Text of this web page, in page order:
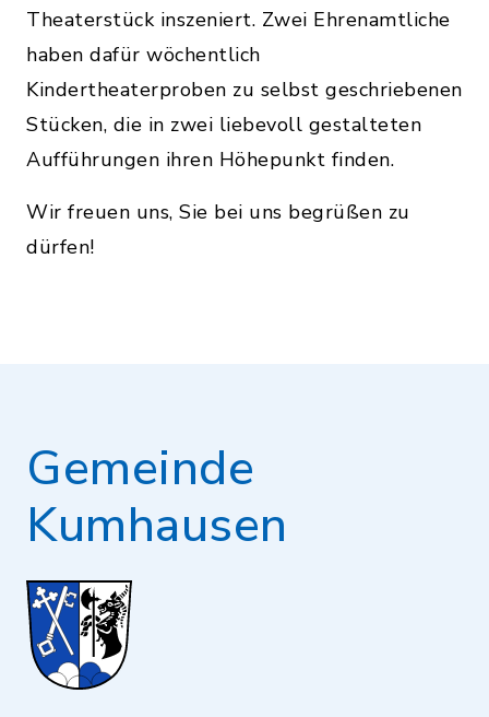
Theaterstück inszeniert. Zwei Ehrenamtliche
haben dafür wöchentlich
Kindertheaterproben zu selbst geschriebenen
Stücken, die in zwei liebevoll gestalteten
Aufführungen ihren Höhepunkt finden.
Wir freuen uns, Sie bei uns begrüßen zu
dürfen!
Gemeinde
Kumhausen